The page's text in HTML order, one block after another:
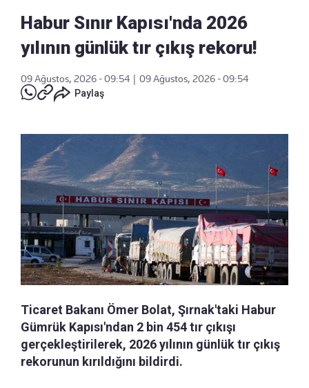
Habur Sınır Kapısı'nda 2026
yılının günlük tır çıkış rekoru!
09 Ağustos, 2026 - 09:54
09 Ağustos, 2026 - 09:54
Paylaş
Ticaret Bakanı Ömer Bolat, Şırnak'taki Habur
Gümrük Kapısı'ndan 2 bin 454 tır çıkışı
gerçekleştirilerek, 2026 yılının günlük tır çıkış
rekorunun kırıldığını bildirdi.